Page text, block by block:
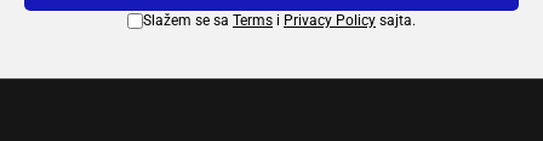
Slažem se sa Terms i Privacy Policy sajta.